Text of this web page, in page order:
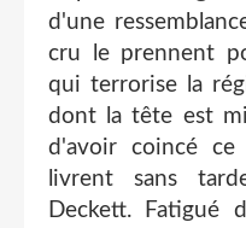
d'une
cru le prennent
qui terrorise la
dont la tête est
d'avoir coincé
livrent sans
Deckett. Fatigué